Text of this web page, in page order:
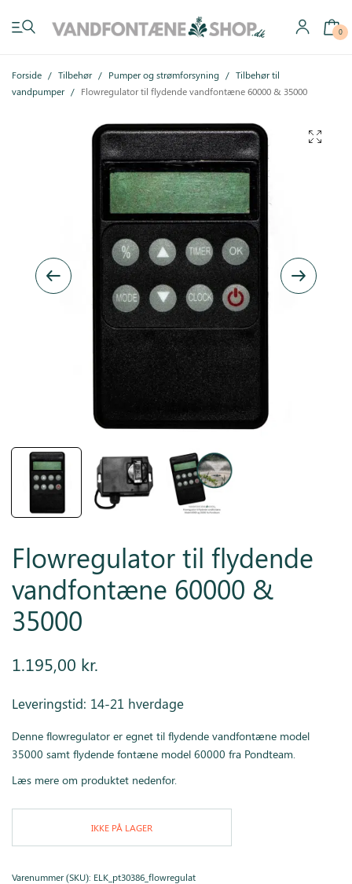
0
Forside / Tilbehør / Pumper og strømforsyning / Tilbehør til
vandpumper / Flowregulator til flydende vandfontæne 60000 & 35000
Flowregulator til flydende
vandfontæne 60000 &
35000
1.195,00 kr.
Leveringstid: 14-21 hverdage
Denne flowregulator er egnet til flydende vandfontæne model
35000 samt flydende fontæne model 60000 fra Pondteam.
Læs mere om produktet nedenfor.
IKKE PÅ LAGER
Varenummer (SKU): ELK_pt30386_flowregulat
Have vandfontæner
Indendørs vandfontæner
Tilbehør